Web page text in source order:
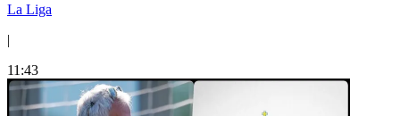
La Liga
|
11:43